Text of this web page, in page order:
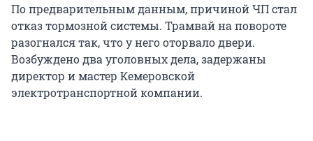
По предварительным данным, причиной ЧП стал
отказ тормозной системы. Трамвай на повороте
разогнался так, что у него оторвало двери.
Возбуждено два уголовных дела, задержаны
директор и мастер Кемеровской
электротранспортной компании.